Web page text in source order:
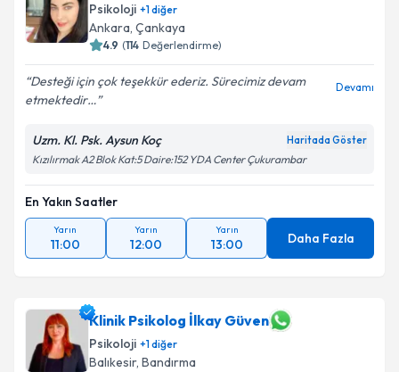
Psikoloji +1diğer
Ankara, Çankaya
4.9 (114 Değerlendirme)
Desteği için çok teşekkür ederiz. Sürecimiz devam
etmektedir…
Devamı
Uzm. Kl. Psk. Aysun Koç Haritada Göster
Kızılırmak A2 Blok Kat:5 Daire:152 YDA Center Çukurambar
En Yakın Saatler
Yarın
11:00
Yarın
12:00
Yarın
13:00 Daha Fazla
Klinik Psikolog İlkay Güven
Psikoloji +1diğer
Balıkesir, Bandırma